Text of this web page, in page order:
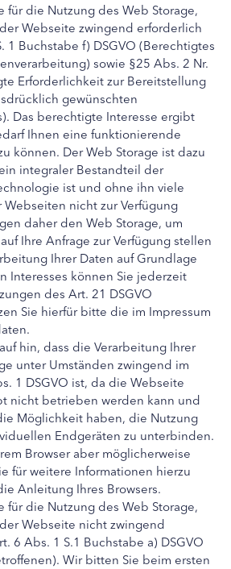
für die Nutzung des Web Storage,
Webseite zwingend erforderlich
1 Buchstabe f) DSGVO (Berechtigtes
sowie §25 Abs. 2 Nr.
Erforderlichkeit zur Bereitstellung
gewünschten
Das berechtigte Interesse ergibt
Ihnen eine funktionierende
können. Der Web Storage ist dazu
integraler Bestandteil der
ist und ohne ihn viele
nicht zur Verfügung
daher den Web Storage, um
Ihre Anfrage zur Verfügung stellen
Ihrer Daten auf Grundlage
Interesses können Sie jederzeit
des Art. 21 DSGVO
Sie hierfür bitte die im Impressum
hin, dass die Verarbeitung Ihrer
unter Umständen zwingend im
1 DSGVO ist, da die Webseite
nicht betrieben werden kann und
Möglichkeit haben, die Nutzung
Endgeräten zu unterbinden.
Browser aber möglicherweise
für weitere Informationen hierzu
Anleitung Ihres Browsers.
für die Nutzung des Web Storage,
Webseite nicht zwingend
6 Abs. 1 S.1 Buchstabe a) DSGVO
Wir bitten Sie beim ersten